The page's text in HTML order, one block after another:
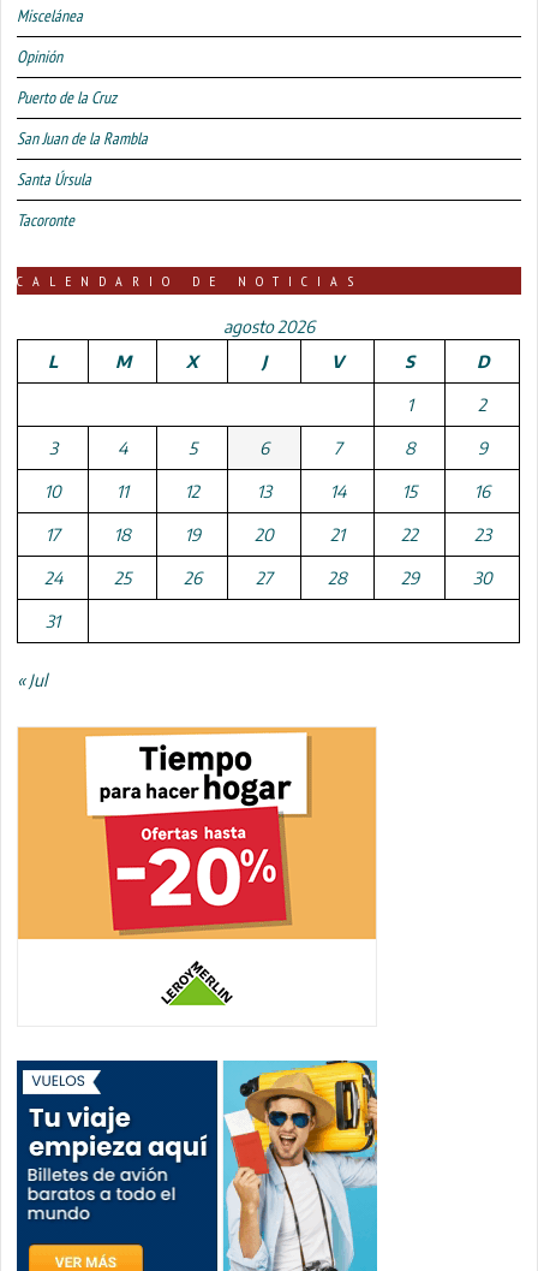
Miscelánea
Opinión
Puerto de la Cruz
San Juan de la Rambla
Santa Úrsula
Tacoronte
CALENDARIO DE NOTICIAS
agosto 2026
L
M X J V S D
1 2
3 4 5 6 7 8 9
10 11 12 13 14 15 16
17 18 19 20 21 22 23
24 25 26 27 28 29 30
31
« Jul